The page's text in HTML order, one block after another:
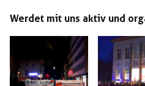
Werdet mit uns aktiv und